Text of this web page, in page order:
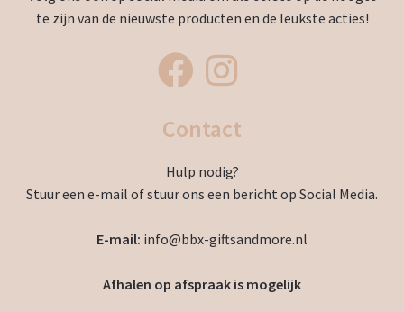
te zijn van de nieuwste producten en de leukste acties!
Contact
Hulp nodig?
Stuur een e-mail of stuur ons een bericht op Social Media.
E-mail: info@bbx-giftsandmore.nl
Afhalen op afspraak is mogelijk